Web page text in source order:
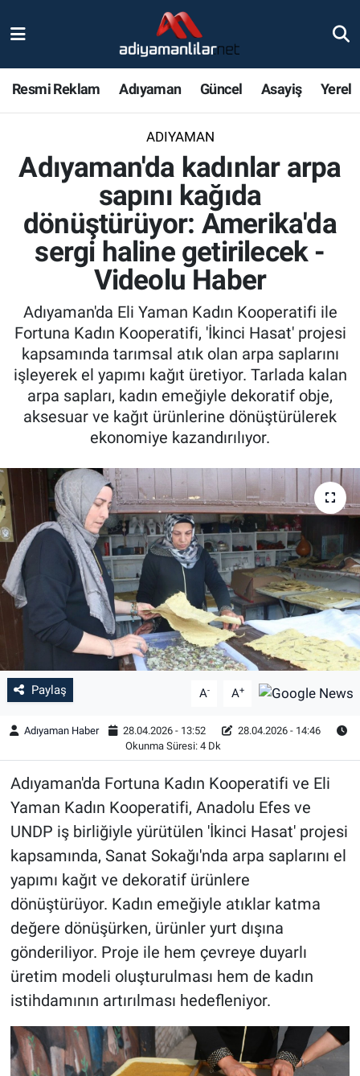
Resmi Reklam Adıyaman Güncel Asayiş Yerel
ADIYAMAN
Adıyaman'da kadınlar arpa
sapını kağıda
dönüştürüyor: Amerika'da
sergi haline getirilecek -
Videolu Haber
Adıyaman'da Eli Yaman Kadın Kooperatifi ile
Fortuna Kadın Kooperatifi, 'İkinci Hasat' projesi
kapsamında tarımsal atık olan arpa saplarını
işleyerek el yapımı kağıt üretiyor. Tarlada kalan
arpa sapları, kadın emeğiyle dekoratif obje,
aksesuar ve kağıt ürünlerine dönüştürülerek
ekonomiye kazandırılıyor.
Paylaş A- A+
Adıyaman Haber 28.04.2026 - 13:52
28.04.2026 - 14:46
Okunma Süresi: 4 Dk
Adıyaman'da Fortuna Kadın Kooperatifi ve Eli
Yaman Kadın Kooperatifi, Anadolu Efes ve
UNDP iş birliğiyle yürütülen 'İkinci Hasat' projesi
kapsamında, Sanat Sokağı'nda arpa saplarını el
yapımı kağıt ve dekoratif ürünlere
dönüştürüyor. Kadın emeğiyle atıklar katma
değere dönüşürken, ürünler yurt dışına
gönderiliyor. Proje ile hem çevreye duyarlı
üretim modeli oluşturulması hem de kadın
istihdamının artırılması hedefleniyor.
Magazin
Bölge Haberleri
Gündem
Asayiş
Sağlık
Özel Haber
Kültür Sanat
Eğitim
Ekonomi
Yaşam
Çevre
BİLİM VE TEKNOLOJİ
Şambayat Haber
Nöbetçi Eczaneler
Adiyaman Namaz Vakitleri
Trafik Durumu
Süper Lig Puan Durumu ve Fikstür
Tüm Manşetler
Son Dakika Haberleri
Haber Arşivi